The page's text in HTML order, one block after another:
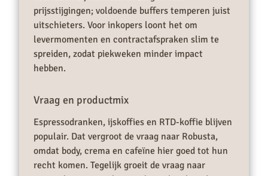
prijsstijgingen; voldoende buffers temperen juist
uitschieters. Voor inkopers loont het om
levermomenten en contractafspraken slim te
spreiden, zodat piekweken minder impact
hebben.
Vraag en productmix
Espressodranken, ijskoffies en RTD-koffie blijven
populair. Dat vergroot de vraag naar Robusta,
omdat body, crema en cafeïne hier goed tot hun
recht komen. Tegelijk groeit de vraag naar